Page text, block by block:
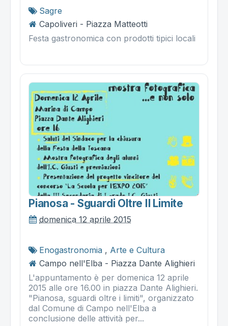
Sagre
Capoliveri - Piazza Matteotti
Festa gastronomica con prodotti tipici locali
Pianosa - Sguardi Oltre Il Limite
domenica 12 aprile 2015
Enogastronomia , Arte e Cultura
Campo nell'Elba - Piazza Dante Alighieri
L'appuntamento è per domenica 12 aprile
2015 alle ore 16.00 in piazza Dante Alighieri.
"Pianosa, sguardi oltre i limiti", organizzato
dal Comune di Campo nell'Elba a
conclusione delle attività per...